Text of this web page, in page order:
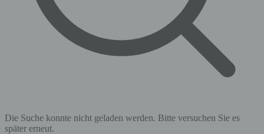
Die Suche konnte nicht geladen werden. Bitte versuchen Sie es
später erneut.